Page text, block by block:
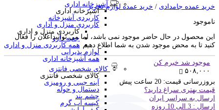
آشپزخانه اداری
آشپزخانه اداری
کاربردی آشپزخانه
کاربردی منزل و اداری
کاربردی منزل و اداری
جعبه دارو
همه کاربردی منزل و اداری
لوازم پذیرایی
همه آشپزخانه اداری
کالای شخصی فانتزی
کالای شخصی فانتزی
آینه جیبی و رومیزی
دستمال و حوله
چشم بند
کیسه آب گرم
خرید عمده جامدادی / خرید عمده لوازم تحریر
ناموجود
این محصول در حال حاضر موجود نمی باشد، اما می توانیداعلان را فعال
کنید تا به محض موجود شدن به شما اطلاع دهیم
موجود شد خبرم کن
۵۰۸,۰۰۰
بروزرسانی قیمت: 20 ساعت پیش
قیمت بهتری سراغ دارید؟
ارسال به سراسر ایران
ارسال : 3 الی 10 روزه